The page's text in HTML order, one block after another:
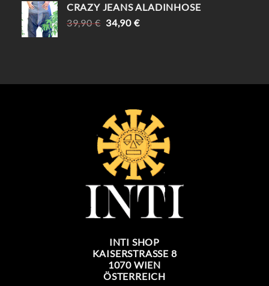
CRAZY JEANS ALADINHOSE
39,90€ URSPRÜNGLICHER
34,90 €AKTUELLER
INTI SHOP
KAISERSTRASSE 8
1070 WIEN
ÖSTERREICH